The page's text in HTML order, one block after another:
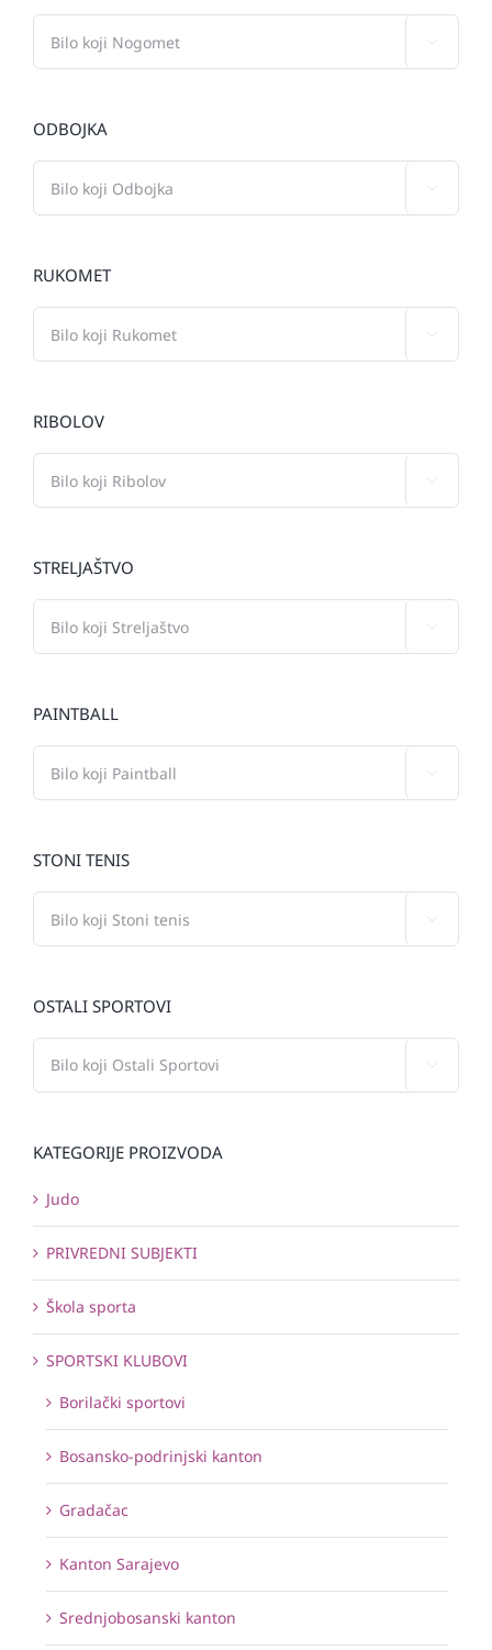
ODBOJKA
RUKOMET
RIBOLOV
STRELJAŠTVO
PAINTBALL
STONI TENIS
OSTALI SPORTOVI
KATEGORIJE PROIZVODA
Judo
PRIVREDNI SUBJEKTI
Škola sporta
SPORTSKI KLUBOVI
Borilački sportovi
Bosansko-podrinjski kanton
Gradačac
Kanton Sarajevo
Srednjobosanski kanton